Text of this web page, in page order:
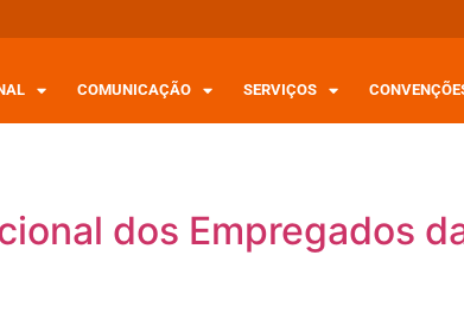
COMUNICAÇÃO SERVIÇOS
dos Empregados